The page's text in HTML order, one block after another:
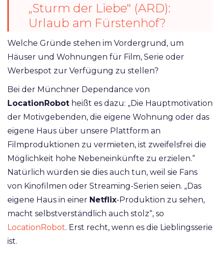
„Sturm der Liebe" (ARD):
Urlaub am Fürstenhof?
Diese Orte sollten Fans
kennen
https://t.co/GTSv2kdYKn
— Mannheim24
(@mannheim_24)August
4, 2021
Welche Gründe stehen im Vordergrund, um
Häuser und Wohnungen für Film, Serie oder
Werbespot zur Verfügung zu stellen?
Bei der Münchner Dependance von
LocationRobot heißt es dazu: „Die Hauptmotivation
der Motivgebenden, die eigene Wohnung oder das
eigene Haus über unsere Plattform an
Filmproduktionen zu vermieten, ist zweifelsfrei die
Möglichkeit hohe Nebeneinkünfte zu erzielen.“
Natürlich würden sie dies auch tun, weil sie Fans
von Kinofilmen oder Streaming-Serien seien. „Das
eigene Haus in einer Netflix-Produktion zu sehen,
macht selbstverständlich auch stolz“, so
LocationRobot. Erst recht, wenn es die Lieblingsserie
ist.